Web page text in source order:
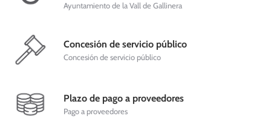
Ayuntamiento de la Vall de Gallinera
Concesión de servicio público
Concesión de servicio público
Plazo de pago a proveedores
Pago a proveedores